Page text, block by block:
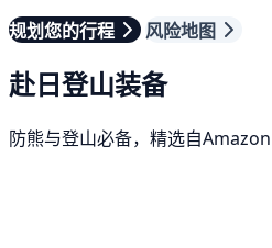
规划您的行程
风险地图
赴日登山装备
防熊与登山必备，精选自